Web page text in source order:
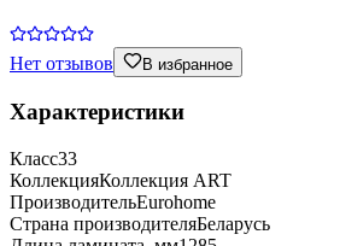
Нет отзывов В избранное
Характеристики
Класс33
КоллекцияКоллекция ART
ПроизводительEurohome
Страна производителяБеларусь